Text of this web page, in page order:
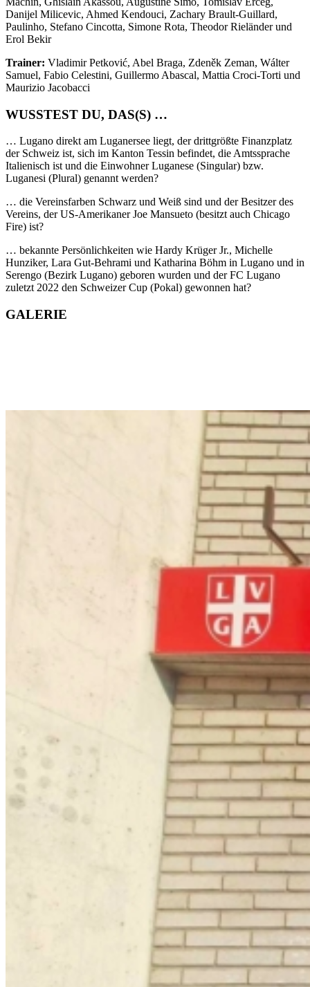
Danijel Milicevic, Ahmed Kendouci, Zachary Brault-Guillard,
Paulinho, Stefano Cincotta, Simone Rota, Theodor Rieländer und
Erol Bekir
Trainer: Vladimir Petković, Abel Braga, Zdeněk Zeman, Wálter
Samuel, Fabio Celestini, Guillermo Abascal, Mattia Croci-Torti und
Maurizio Jacobacci
WUSSTEST DU, DAS(S) …
… Lugano direkt am Luganersee liegt, der drittgrößte Finanzplatz
der Schweiz ist, sich im Kanton Tessin befindet, die Amtssprache
Italienisch ist und die Einwohner Luganese (Singular) bzw.
Luganesi (Plural) genannt werden?
… die Vereinsfarben Schwarz und Weiß sind und der Besitzer des
Vereins, der US-Amerikaner Joe Mansueto (besitzt auch Chicago
Fire) ist?
… bekannte Persönlichkeiten wie Hardy Krüger Jr., Michelle
Hunziker, Lara Gut-Behrami und Katharina Böhm in Lugano und in
Serengo (Bezirk Lugano) geboren wurden und der FC Lugano
zuletzt 2022 den Schweizer Cup (Pokal) gewonnen hat?
GALERIE